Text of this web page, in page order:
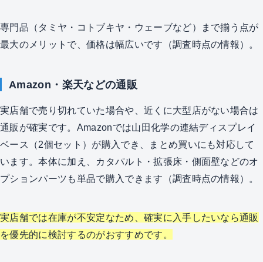
専門品（タミヤ・コトブキヤ・ウェーブなど）まで揃う点が
最大のメリットで、価格は幅広いです（調査時点の情報）。
Amazon・楽天などの通販
実店舗で売り切れていた場合や、近くに大型店がない場合は
通販が確実です。Amazonでは山田化学の連結ディスプレイ
ベース（2個セット）が購入でき、まとめ買いにも対応して
います。本体に加え、カタパルト・拡張床・側面壁などのオ
プションパーツも単品で購入できます（調査時点の情報）。
実店舗では在庫が不安定なため、確実に入手したいなら通販
を優先的に検討するのがおすすめです。